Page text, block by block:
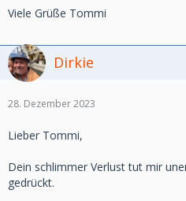
Viele Grüße Tommi
Dirkie
28. Dezember 2023
Lieber Tommi,
Dein schlimmer Verlust tut mir
gedrückt.